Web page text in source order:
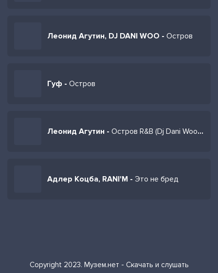
Леонид Агутин, DJ DANI WOO - Остров
Гуф - Остров
Леонид Агутин - Остров R&B (Dj Dani Woo Mashup Remix)
Адлер Коцба, RANI'M - Это не бред
Copyright 2023. Музем.нет - Скачать и слушать